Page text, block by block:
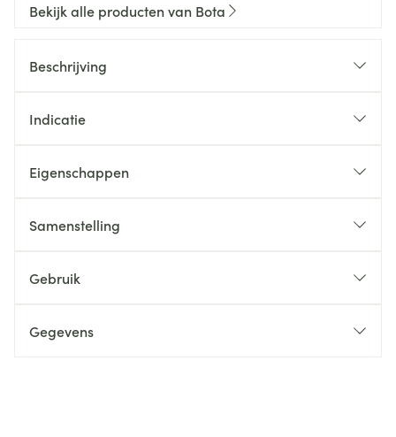
Bekijk alle producten van Bota
Beschrijving
Indicatie
Eigenschappen
Samenstelling
Gebruik
Gegevens